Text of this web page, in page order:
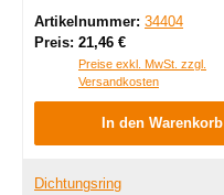
Artikelnummer: 34404
Preis: Regulärer Preis:
21,46 €
Preise exkl. MwSt. zzgl.
Versandkosten
In den Warenkorb
Dichtungsring